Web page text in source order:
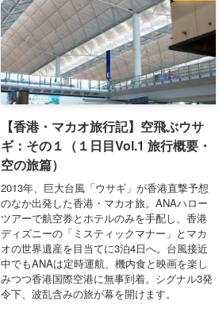
【香港・マカオ旅行記】空飛ぶウサ
ギ：その１（１日目Vol.1 旅行概要・
空の旅篇）
2013年、巨大台風「ウサギ」が香港直撃予想
のなか出発した香港・マカオ旅。ANAハロー
ツアーで航空券とホテルのみを手配し、香港
ディズニーの「ミスティックマナー」とマカ
オの世界遺産を目当てに3泊4日へ。台風接近
中でもANAは定時運航、機内食と映画を楽し
みつつ香港国際空港に無事到着。シグナル3発
令下、波乱含みの旅が幕を開けます。